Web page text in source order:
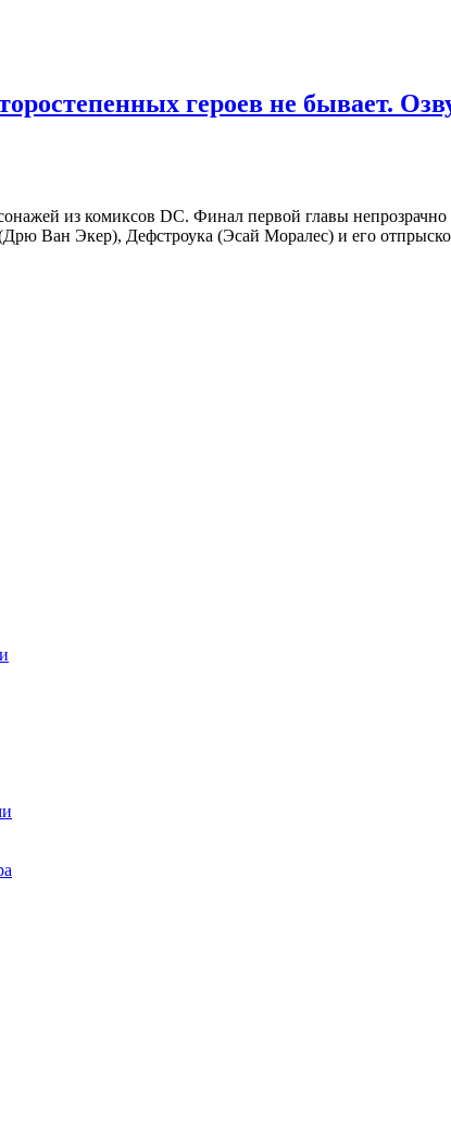
героев не бывает.
из комиксов DC. Финал первой главы
Ван Экер), Дефстроука (Эсай Моралес) и его